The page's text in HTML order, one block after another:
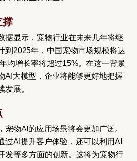
撑
据显示，宠物行业在未来几年将继
到2025年，中国宠物市场规模将达
均增长率将超过15%。在这一背景
AI大模型，企业将能够更好地把握
发展。
宠物AI的应用场景将会更加广泛。
过AI提升客户体验，还可以利用AI
发等多方面的创新。这将为宠物行